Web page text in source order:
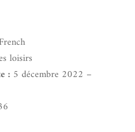
loisirs
: 5 décembre 2022 –